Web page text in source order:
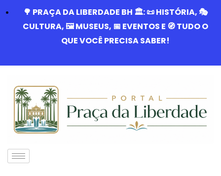
🌳 PRAÇA DA LIBERDADE BH 🏛️: 📜 HISTÓRIA, 🎭
CULTURA, 🖼️ MUSEUS, 📅 EVENTOS E 🧭 TUDO O
QUE VOCÊ PRECISA SABER!